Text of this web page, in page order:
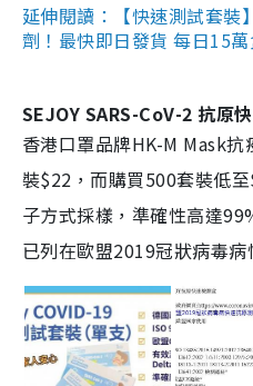
延伸閱讀：【快速測試套裝
劑！最快即日發貨 每日15
SEJOY SARS-CoV-2 抗原
香港口罩品牌HK-M Mask
裝$22，而購買500套裝低
子方式採樣，準確性高達
已列在歐盟2019冠狀病毒